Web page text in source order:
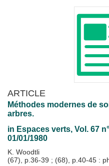
ARTICLE
Méthodes modernes de
arbres.
in Espaces verts, Vol. 67
01/01/1980
K. Woodtli
(67), p.36-39 ; (68), p.40-45 :